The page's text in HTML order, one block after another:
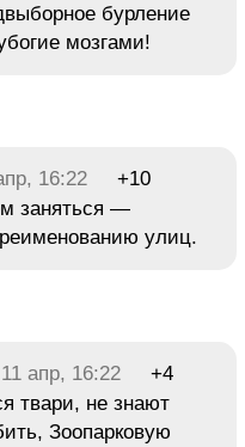
бурление
мозгами!
16:22
+10
заняться —
улиц.
11 апр, 16:22
+4
твари, не знают
Зоопарковую